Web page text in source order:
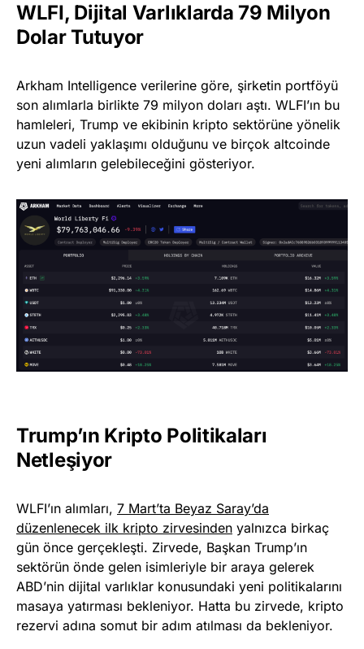
WLFI, Dijital Varlıklarda 79 Milyon
Dolar Tutuyor
Arkham Intelligence verilerine göre, şirketin portföyü
son alımlarla birlikte 79 milyon doları aştı. WLFI’ın bu
hamleleri, Trump ve ekibinin kripto sektörüne yönelik
uzun vadeli yaklaşımı olduğunu ve birçok altcoinde
yeni alımların gelebileceğini gösteriyor.
Trump’ın Kripto Politikaları
Netleşiyor
WLFI’ın alımları, 7 Mart’ta Beyaz Saray’da
düzenlenecek ilk kripto zirvesinden yalnızca birkaç
gün önce gerçekleşti. Zirvede, Başkan Trump’ın
sektörün önde gelen isimleriyle bir araya gelerek
ABD’nin dijital varlıklar konusundaki yeni politikalarını
masaya yatırması bekleniyor. Hatta bu zirvede, kripto
rezervi adına somut bir adım atılması da bekleniyor.